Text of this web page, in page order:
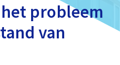
probleem
van